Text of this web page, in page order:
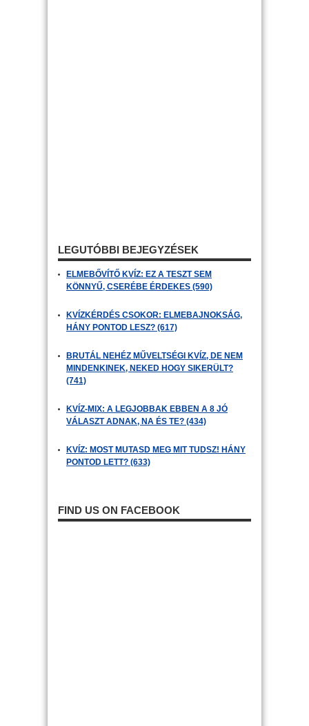
LEGUTÓBBI BEJEGYZÉSEK
ELMEBŐVÍTŐ KVÍZ: EZ A TESZT SEM
KÖNNYŰ, CSERÉBE ÉRDEKES (590)
KVÍZKÉRDÉS CSOKOR: ELMEBAJNOKSÁG,
HÁNY PONTOD LESZ? (617)
BRUTÁL NEHÉZ MŰVELTSÉGI KVÍZ, DE NEM
MINDENKINEK, NEKED HOGY SIKERÜLT?
(741)
KVÍZ-MIX: A LEGJOBBAK EBBEN A 8 JÓ
VÁLASZT ADNAK, NA ÉS TE? (434)
KVÍZ: MOST MUTASD MEG MIT TUDSZ! HÁNY
PONTOD LETT? (633)
FIND US ON FACEBOOK